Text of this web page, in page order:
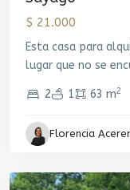
$ 21.000
Esta casa para
lugar que no se
2 1 63 m2
Florencia
Cordón,